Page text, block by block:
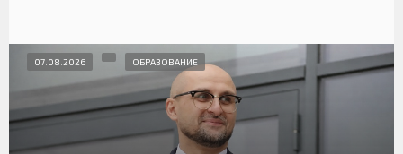
07.08.2026 ОБРАЗОВАНИЕ